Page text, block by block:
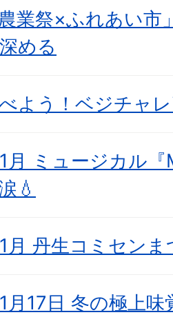
業祭×ふれあい市
める
よう！ベジチャ
月 ミュージカル
💧
月 丹生コミセン
月17日 冬の極上